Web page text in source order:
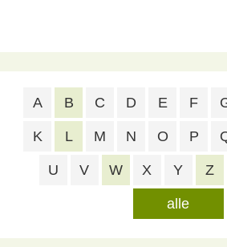
alle
A B C D E F
K L M N O P
U V W X Y Z